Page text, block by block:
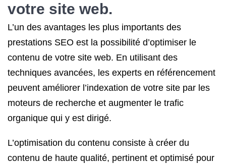
votre site web.
L’un des avantages les plus importants des
prestations SEO est la possibilité d’optimiser le
contenu de votre site web. En utilisant des
techniques avancées, les experts en référencement
peuvent améliorer l’indexation de votre site par les
moteurs de recherche et augmenter le trafic
organique qui y est dirigé.
L’optimisation du contenu consiste à créer du
contenu de haute qualité, pertinent et optimisé pour